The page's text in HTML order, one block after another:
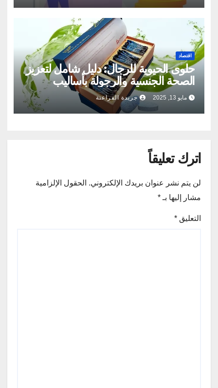
اقتصاد
حلوى الحيوية للرجال: دليل شامل لتعزيز
الصحة الجنسية والرجولة بأساليب
طبيعية
مايو 13, 2025 جريدة الفراعنة
اترك تعليقاً
لن يتم نشر عنوان بريدك الإلكتروني. الحقول الإلزامية
مشار إليها بـ *
التعليق *